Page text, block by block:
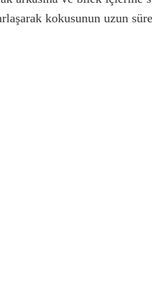
kokusunun uzun